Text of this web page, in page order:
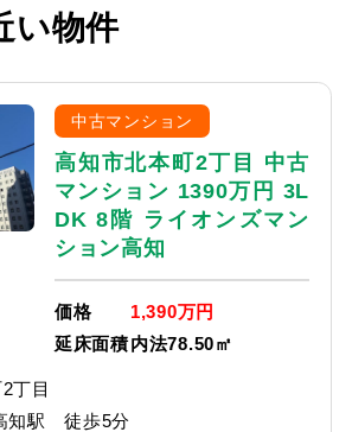
い物件
中古マンション
高知市北本町2丁目 中古
マンション 1390万円 3L
DK 8階 ライオンズマン
ション高知
価格
1,390万円
延床面積内法78.50㎡
丁目
知駅 徒歩5分